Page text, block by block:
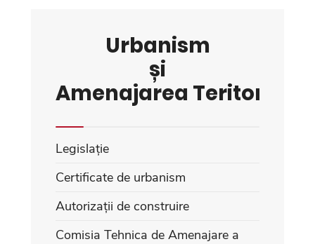
Urbanism
și
Amenajarea Teritoriului
Legislație
Certificate de urbanism
Autorizații de construire
Comisia Tehnica de Amenajare a